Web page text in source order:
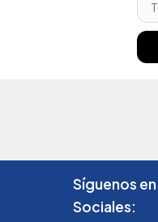
Síguenos
Sociales: